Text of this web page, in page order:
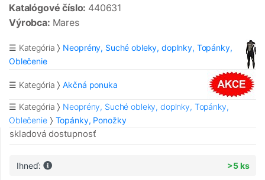
Katalógové číslo: 440631
Výrobca: Mares
☰ Kategória
Neoprény, Suché obleky, doplnky, Topánky,
Oblečenie
☰ Kategória Akčná ponuka
☰ Kategória
Neoprény, Suché obleky, doplnky, Topánky,
Oblečenie
Topánky, Ponožky
skladová dostupnosť
Ihneď: >5 ks